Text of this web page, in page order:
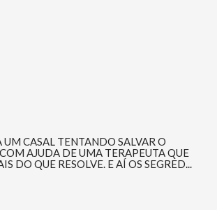
CASAL TENTANDO SALVAR O
AJUDA DE UMA TERAPEUTA QUE
DO QUE RESOLVE. E AÍ OS SEGRED...